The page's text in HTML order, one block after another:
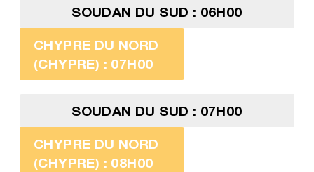
SOUDAN DU SUD : 06H00
CHYPRE DU NORD
(CHYPRE) : 07H00
SOUDAN DU SUD : 07H00
CHYPRE DU NORD
(CHYPRE) : 08H00